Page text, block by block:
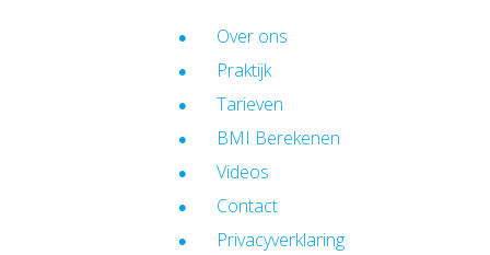
Over ons
Praktijk
Tarieven
BMI Berekenen
Videos
Contact
Privacyverklaring